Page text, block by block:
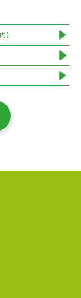
】